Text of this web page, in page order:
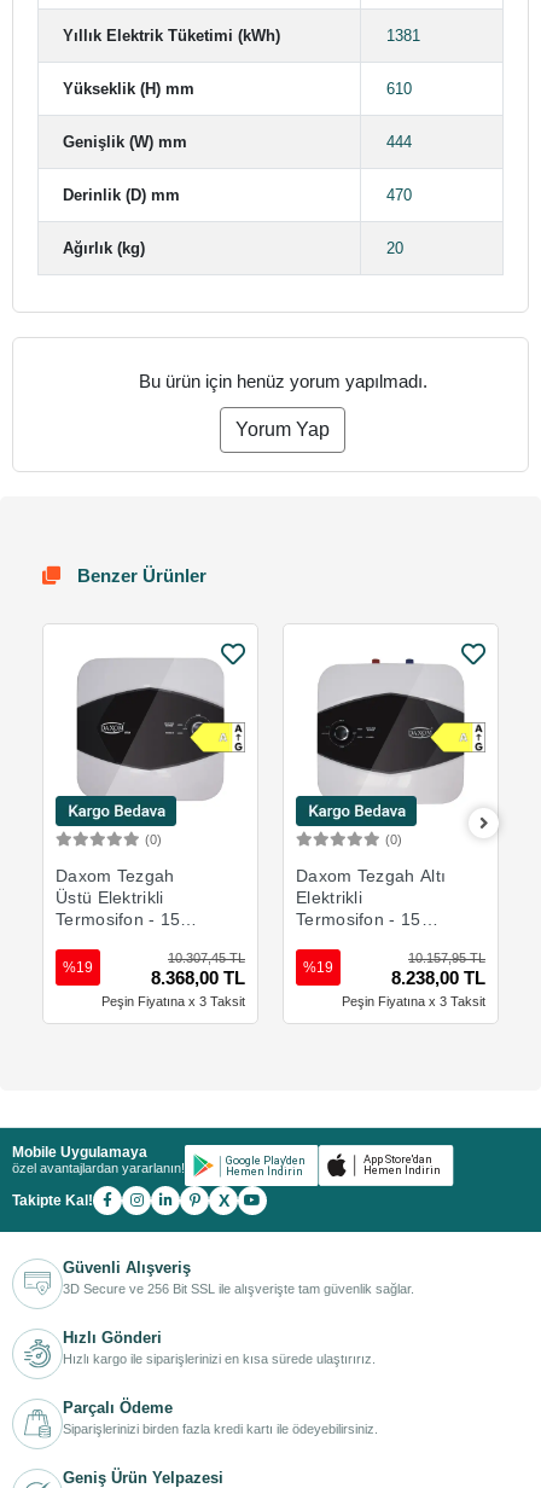
Yıllık Elektrik Tüketimi (kWh) 1381
Yükseklik (H) mm 610
Genişlik (W) mm 444
Derinlik (D) mm 470
Ağırlık (kg) 20
Bu ürün için henüz yorum yapılmadı.
Yorum Yap
Benzer Ürünler
(0)
Daxom Tezgah
Üstü Elektrikli
Termosifon - 15
10.307,45 TL
8.368,00 TL
%19
Peşin Fiyatına x 3 Taksit
(0)
Daxom Tezgah Altı
Elektrikli
Termosifon - 15
10.157,95 TL
8.238,00 TL
%19
Peşin Fiyatına x 3 Taksit
Mobile Uygulamaya
özel avantajlardan yararlanın!
Takipte Kal! X
Güvenli Alışveriş
3D Secure ve 256 Bit SSL ile alışverişte tam güvenlik sağlar.
Hızlı Gönderi
Hızlı kargo ile siparişlerinizi en kısa sürede ulaştırırız.
Parçalı Ödeme
Siparişlerinizi birden fazla kredi kartı ile ödeyebilirsiniz.
Geniş Ürün Yelpazesi